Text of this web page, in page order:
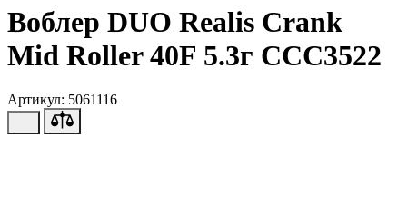
Воблер DUO Realis Crank
Mid Roller 40F 5.3г CCC3522
Артикул: 5061116